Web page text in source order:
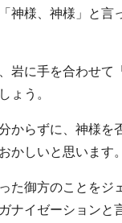
神様、神様」と言
岩に手を合わせて
ょう。
からずに、神様を
かしいと思います。
た御方のことをジ
ナイゼーションと